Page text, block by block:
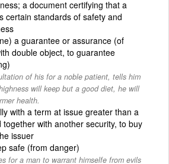
a document certifying that a
certain standards of safety and
a guarantee or assurance (of
double object, to guarantee
of his for a noble patient, tells him
will keep but a good diet, he will
health.
with a term at issue greater than a
together with another security, to buy
issuer
safe (from danger)
for a man to warrant himselfe from evils